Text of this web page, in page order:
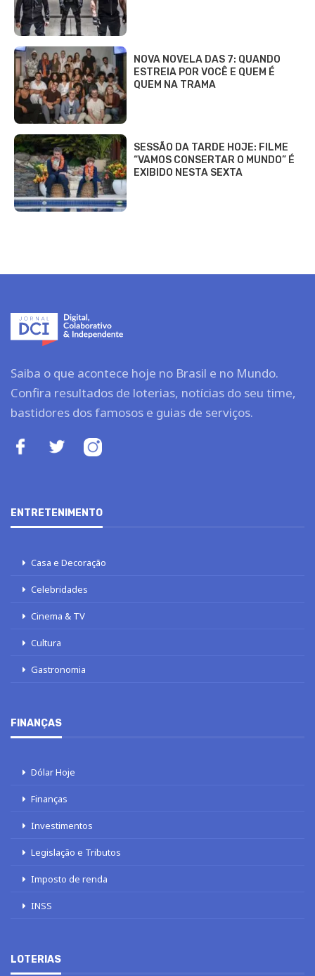
NOVA NOVELA DAS 7: QUANDO
ESTREIA POR VOCÊ E QUEM É
QUEM NA TRAMA
SESSÃO DA TARDE HOJE: FILME
“VAMOS CONSERTAR O MUNDO” É
EXIBIDO NESTA SEXTA
Saiba o que acontece hoje no Brasil e no Mundo.
Confira resultados de loterias, notícias do seu time,
bastidores dos famosos e guias de serviços.
ENTRETENIMENTO
Casa e Decoração
Celebridades
Cinema & TV
Cultura
Gastronomia
FINANÇAS
Dólar Hoje
Finanças
Investimentos
Legislação e Tributos
Imposto de renda
INSS
LOTERIAS